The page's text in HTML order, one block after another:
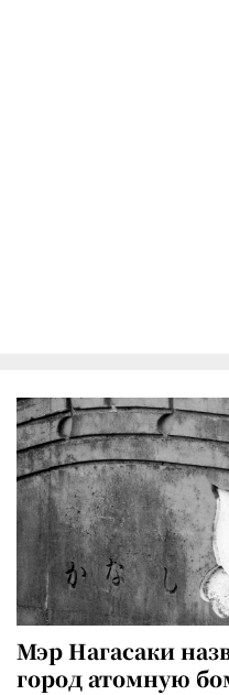
Мэр Нагасаки
город атомную